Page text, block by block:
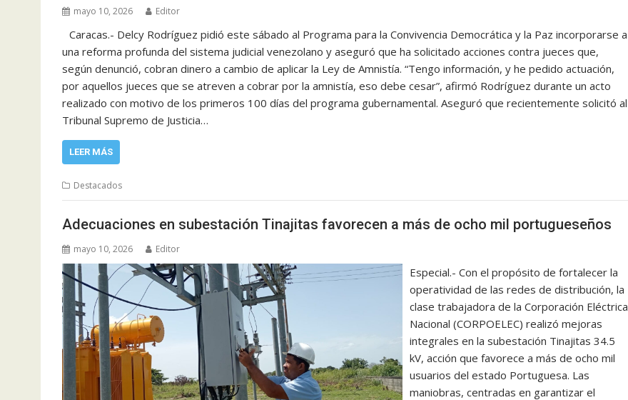
mayo 10, 2026 Editor
Caracas.- Delcy Rodríguez pidió este sábado al Programa para la Convivencia Democrática y la Paz incorporarse a
una reforma profunda del sistema judicial venezolano y aseguró que ha solicitado acciones contra jueces que,
según denunció, cobran dinero a cambio de aplicar la Ley de Amnistía. “Tengo información, y he pedido actuación,
por aquellos jueces que se atreven a cobrar por la amnistía, eso debe cesar”, afirmó Rodríguez durante un acto
realizado con motivo de los primeros 100 días del programa gubernamental. Aseguró que recientemente solicitó al
Tribunal Supremo de Justicia…
LEER MÁS
Destacados
Adecuaciones en subestación Tinajitas favorecen a más de ocho mil portugueseños
mayo 10, 2026 Editor
Especial.- Con el propósito de fortalecer la
operatividad de las redes de distribución, la
clase trabajadora de la Corporación Eléctrica
Nacional (CORPOELEC) realizó mejoras
integrales en la subestación Tinajitas 34.5
kV, acción que favorece a más de ocho mil
usuarios del estado Portuguesa. Las
maniobras, centradas en garantizar el